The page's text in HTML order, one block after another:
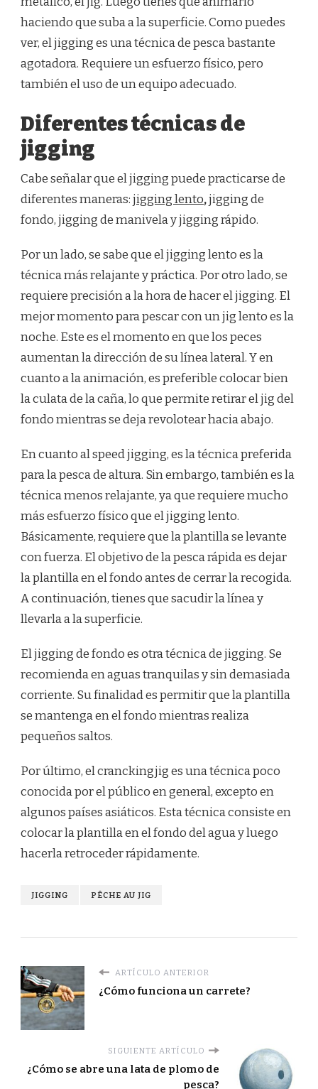
haciendo que suba a la superficie. Como puedes
ver, el jigging es una técnica de pesca bastante
agotadora. Requiere un esfuerzo físico, pero
también el uso de un equipo adecuado.
Diferentes técnicas de
jigging
Cabe señalar que el jigging puede practicarse de
diferentes maneras:jigging lento,jigging de
fondo, jigging de manivela y jigging rápido.
Por un lado, se sabe que el jigging lento es la
técnica más relajante y práctica. Por otro lado, se
requiere precisión a la hora de hacer el jigging. El
mejor momento para pescar con un jig lento es la
noche. Este es el momento en que los peces
aumentan la dirección de su línea lateral. Y en
cuanto a la animación, es preferible colocar bien
la culata de la caña, lo que permite retirar el jig del
fondo mientras se deja revolotear hacia abajo.
En cuanto al speed jigging, es la técnica preferida
para la pesca de altura. Sin embargo, también es la
técnica menos relajante, ya que requiere mucho
más esfuerzo físico que el jigging lento.
Básicamente, requiere que la plantilla se levante
con fuerza. El objetivo de la pesca rápida es dejar
la plantilla en el fondo antes de cerrar la recogida.
A continuación, tienes que sacudir la línea y
llevarla a la superficie.
El jigging de fondo es otra técnica de jigging. Se
recomienda en aguas tranquilas y sin demasiada
corriente. Su finalidad es permitir que la plantilla
se mantenga en el fondo mientras realiza
pequeños saltos.
Por último, el cranckingjig es una técnica poco
conocida por el público en general, excepto en
algunos países asiáticos. Esta técnica consiste en
colocar la plantilla en el fondo del agua y luego
hacerla retroceder rápidamente.
JIGGING PÊCHE AU JIG
ARTÍCULO ANTERIOR
¿Cómo funciona un carrete?
SIGUIENTE ARTÍCULO
¿Cómo se abre una lata de plomo de
pesca?